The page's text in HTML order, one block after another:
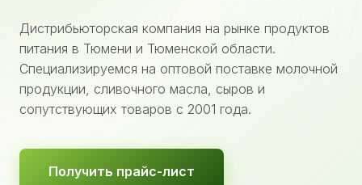
Дистрибьюторская компания на рынке продуктов
питания в Тюмени и Тюменской области.
Специализируемся на оптовой поставке молочной
продукции, сливочного масла, сыров и
сопутствующих товаров с 2001 года.
Получить прайс-лист